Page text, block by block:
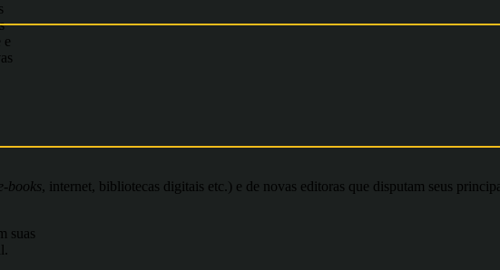
e
books, internet, bibliotecas digitais etc.) e de novas editoras que disputam seus
suas